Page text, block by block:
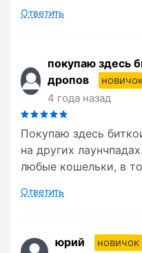
Ответить
покупаю здесь
дропов
4 года назад
Покупаю здесь
на других
любые кошельки, в
Ответить
юрий
новичок